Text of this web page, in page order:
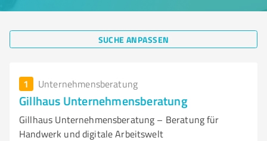
SUCHE ANPASSEN
1 Unternehmensberatung
Gillhaus Unternehmensberatung
Gillhaus Unternehmensberatung – Beratung für
Handwerk und digitale Arbeitswelt